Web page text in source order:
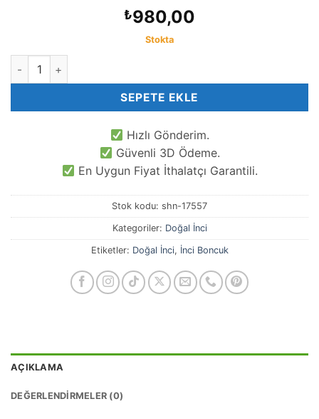
₺980,00
Stokta
Barok Doğal Tatlı Su İncisi 1.6 Cm adet
SEPETE EKLE
Hızlı Gönderim.
Güvenli 3D Ödeme.
En Uygun Fiyat İthalatçı Garantili.
Stok kodu: shn-17557
Kategoriler: Doğal İnci
Etiketler: Doğal İnci, İnci Boncuk
AÇIKLAMA
DEĞERLENDIRMELER (0)